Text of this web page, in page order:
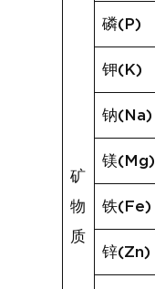
矿
物
质
磷(P)
钾(K)
钠(Na)
镁(Mg)
铁(Fe)
锌(Zn)